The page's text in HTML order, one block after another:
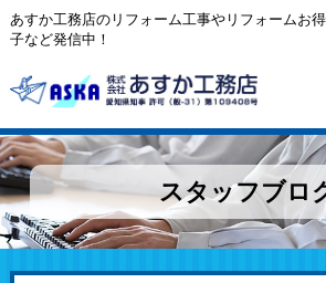
あすか工務店のリフォーム工事やリフォームお
子など発信中！
スタッフブロ